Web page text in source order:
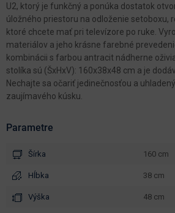
U2, ktorý je funkčný a ponúka dostatok
úložného priestoru na odloženie setoboxu,
ktoré chcete mať pri televízore po ruke.
materiálov a jeho krásne farebné
kombinácii s farbou antracit nádherne
stolíka sú (ŠxHxV): 160x38x48 cm a je
Nechajte sa očariť jedinečnosťou a
zaujímavého kúsku.
Parametre
Šírka 160 cm
Hĺbka 38 cm
Výška 48 cm